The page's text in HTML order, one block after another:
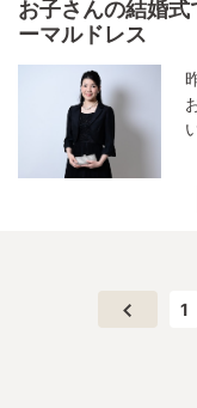
お子さんの結婚
ーマルドレス
1